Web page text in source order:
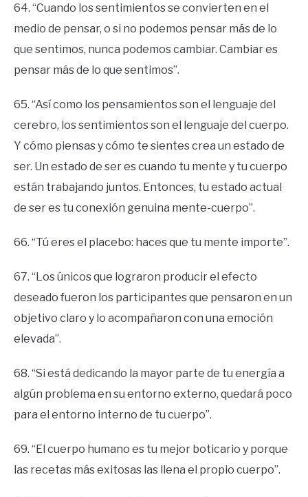
64. “Cuando los sentimientos se convierten en el
medio de pensar, o si no podemos pensar más de lo
que sentimos, nunca podemos cambiar. Cambiar es
pensar más de lo que sentimos”.
65. “Así como los pensamientos son el lenguaje del
cerebro, los sentimientos son el lenguaje del cuerpo.
Y cómo piensas y cómo te sientes crea un estado de
ser. Un estado de ser es cuando tu mente y tu cuerpo
están trabajando juntos. Entonces, tu estado actual
de ser es tu conexión genuina mente-cuerpo”.
66. “Tú eres el placebo: haces que tu mente importe”.
67. “Los únicos que lograron producir el efecto
deseado fueron los participantes que pensaron en un
objetivo claro y lo acompañaron con una emoción
elevada”.
68. “Si está dedicando la mayor parte de tu energía a
algún problema en su entorno externo, quedará poco
para el entorno interno de tu cuerpo”.
69. “El cuerpo humano es tu mejor boticario y porque
las recetas más exitosas las llena el propio cuerpo”.